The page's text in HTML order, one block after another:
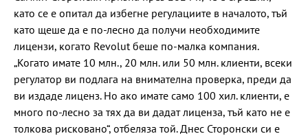
като се е опитал да избегне регулациите в началото, тъй
като щеше да е по-лесно да получи необходимите
лицензи, когато Revolut беше по-малка компания.
„Когато имате 10 млн., 20 млн. или 50 млн. клиенти, всеки
регулатор ви подлага на внимателна проверка, преди да
ви издаде лиценз. Но ако имате само 100 хил. клиенти, е
много по-лесно за тях да ви дадат лиценза, тъй като не е
толкова рисковано“, отбеляза той. Днес Сторонски си е